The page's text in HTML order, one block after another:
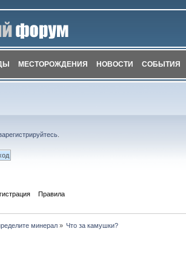
МЕСТОРОЖДЕНИЯ НОВОСТИ СОБЫТИЯ
Правила
минерал » Что за камушки?